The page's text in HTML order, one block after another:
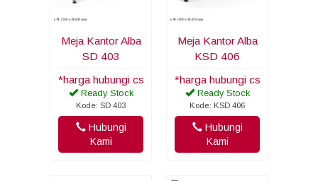
Meja Kantor Alba
SD 403
*harga hubungi cs
Ready Stock
Kode: SD 403
Hubungi
Kami
Meja Kantor Alba
KSD 406
*harga hubungi cs
Ready Stock
Kode: KSD 406
Hubungi
Kami